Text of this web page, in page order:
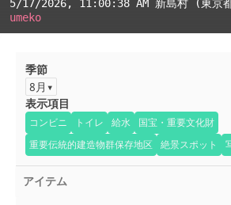
5/17/2026, 11:00:38 AM 新島村 (東京
umeko
季節
8月
表示項目
コンビニ トイレ 給水
国宝・重要文化財
重要伝統的建造物群保存地区
絶景スポット
アイテム